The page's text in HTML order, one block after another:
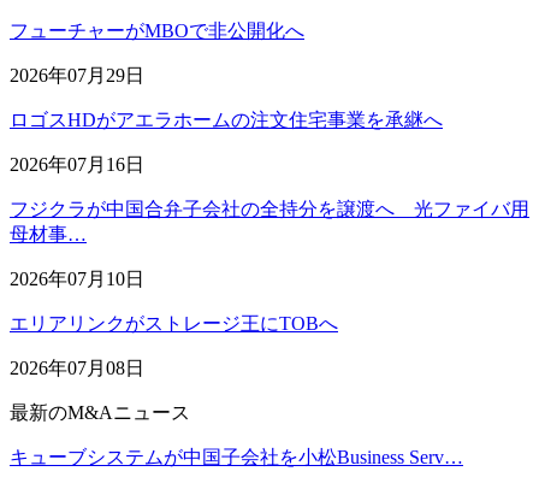
フューチャーがMBOで非公開化へ
2026年07月29日
ロゴスHDがアエラホームの注文住宅事業を承継へ
2026年07月16日
フジクラが中国合弁子会社の全持分を譲渡へ 光ファイバ用
母材事…
2026年07月10日
エリアリンクがストレージ王にTOBへ
2026年07月08日
最新のM&Aニュース
キューブシステムが中国子会社を小松Business Serv…